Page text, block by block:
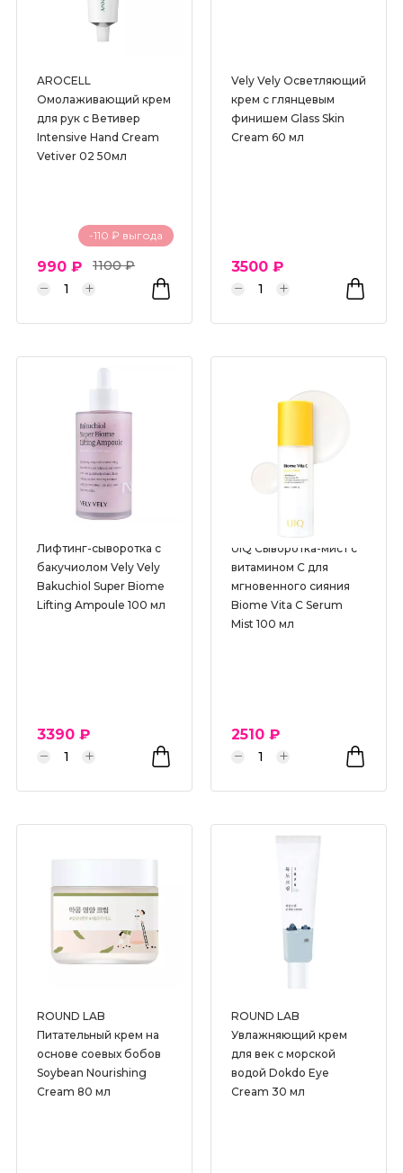
AROCELL
Омолаживающий крем
для рук с Ветивер
Intensive Hand Cream
Vetiver 02 50мл
-110 ₽ выгода
990 ₽ 1100 ₽
Vely Vely Осветляющий
крем с глянцевым
финишем Glass Skin
Cream 60 мл
3500 ₽
Лифтинг-сыворотка с
бакучиолом Vely Vely
Bakuchiol Super Biome
Lifting Ampoule 100 мл
3390 ₽
UIQ Сыворотка-мист с
витамином С для
мгновенного сияния
Biome Vita C Serum
Mist 100 мл
2510 ₽
ROUND LAB
Питательный крем на
основе соевых бобов
Soybean Nourishing
Cream 80 мл
ROUND LAB
Увлажняющий крем
для век с морской
водой Dokdo Eye
Cream 30 мл